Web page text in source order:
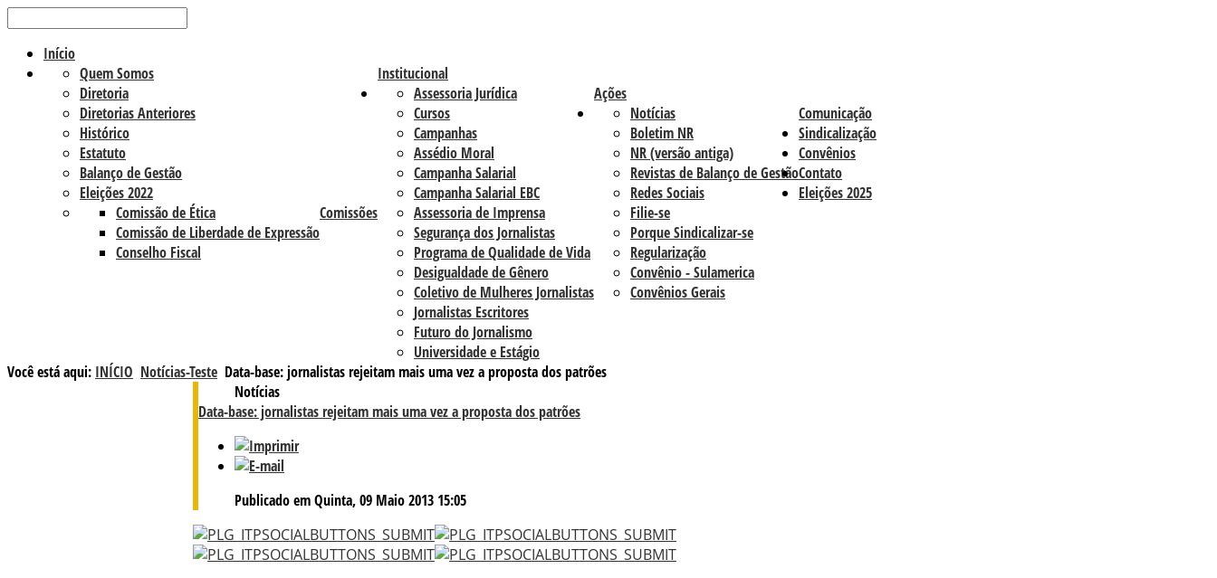
Início
Institucional
Quem Somos
Diretoria
Diretorias Anteriores
Histórico
Estatuto
Balanço de Gestão
Eleições 2022
Comissões
Comissão de Ética
Comissão de Liberdade de Expressão
Conselho Fiscal
Ações
Assessoria Jurídica
Cursos
Campanhas
Assédio Moral
Campanha Salarial
Campanha Salarial EBC
Assessoria de Imprensa
Segurança dos Jornalistas
Programa de Qualidade de Vida
Desigualdade de Gênero
Coletivo de Mulheres Jornalistas
Jornalistas Escritores
Futuro do Jornalismo
Universidade e Estágio
Comunicação
Notícias
Boletim NR
NR (versão antiga)
Revistas de Balanço de Gestão
Redes Sociais
Sindicalização
Filie-se
Porque Sindicalizar-se
Regularização
Convênios
Convênio - Sulamerica
Convênios Gerais
Contato
Eleições 2025
Você está aqui: INÍCIO Notícias-Teste Data-base: jornalistas rejeitam mais uma vez a proposta dos patrões
Notícias
Data-base: jornalistas rejeitam mais uma vez a proposta dos patrões
Publicado em Quinta, 09 Maio 2013 15:05